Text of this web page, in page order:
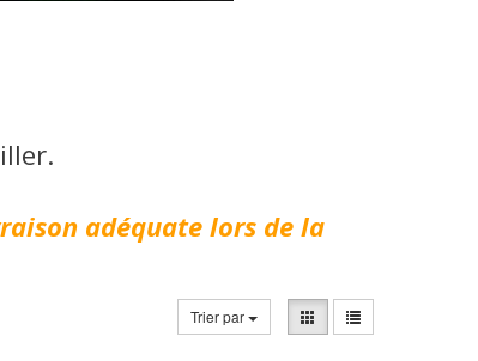
adéquate lors de la
Trier par